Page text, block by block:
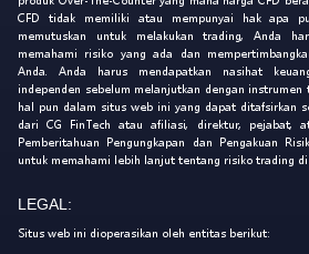
CFD tidak memiliki atau mempunyai hak apa
memutuskan untuk melakukan trading, Anda
memahami risiko yang ada dan
Anda. Anda harus mendapatkan nasihat
independen sebelum melanjutkan dengan
hal pun dalam situs web ini yang dapat ditafsirkan
dari CG FinTech atau afiliasi, direktur, pejabat,
Pemberitahuan Pengungkapan dan Pengakuan
untuk memahami lebih lanjut tentang risiko trading
LEGAL:
Situs web ini dioperasikan oleh entitas berikut: